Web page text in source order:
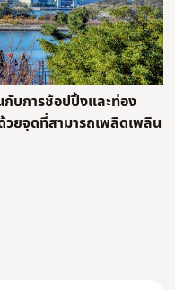
กับการช้อปปิ้งและท่อง
วยจุดที่สามารถเพลิดเพลิน